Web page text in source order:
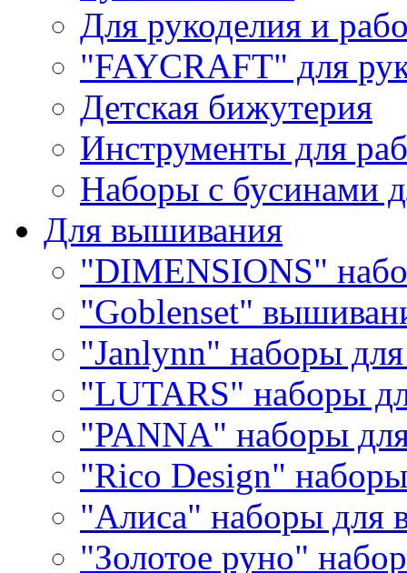
Для рукоделия и
"FAYCRAFT" для
Детская бижутерия
Инструменты для
Наборы с бусинами
Для вышивания
"DIMENSIONS"
"Goblenset"
"Janlynn" наборы
"LUTARS" наборы
"PANNA" наборы
"Rico Design"
"Алиса" наборы для
"Золотое руно"